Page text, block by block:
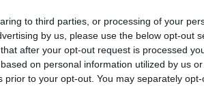
to third parties, or processing of your
by us, please use the below opt-out
after your opt-out request is processed
on personal information utilized by us
prior to your opt-out. You may separately